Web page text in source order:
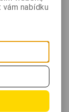
nabídku